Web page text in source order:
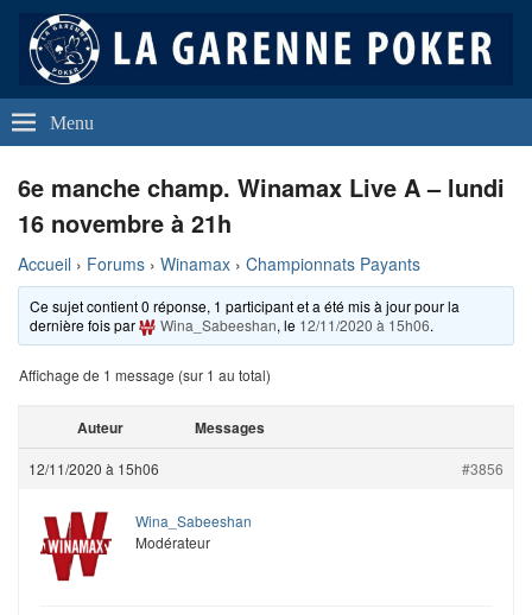
La Garenne Poker
Club de Poker de La Garenne Colombes (92250)
Menu
6e manche champ. Winamax Live A – lundi
16 novembre à 21h
Accueil › Forums › Winamax › Championnats Payants
Ce sujet contient 0 réponse, 1 participant et a été mis à jour pour la
dernière fois par
Wina_Sabeeshan, le 12/11/2020 à 15h06.
Affichage de 1 message (sur 1 au total)
Auteur Messages
12/11/2020 à 15h06 #3856
Wina_Sabeeshan
Modérateur